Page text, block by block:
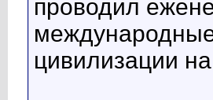
проводил
цивилизации